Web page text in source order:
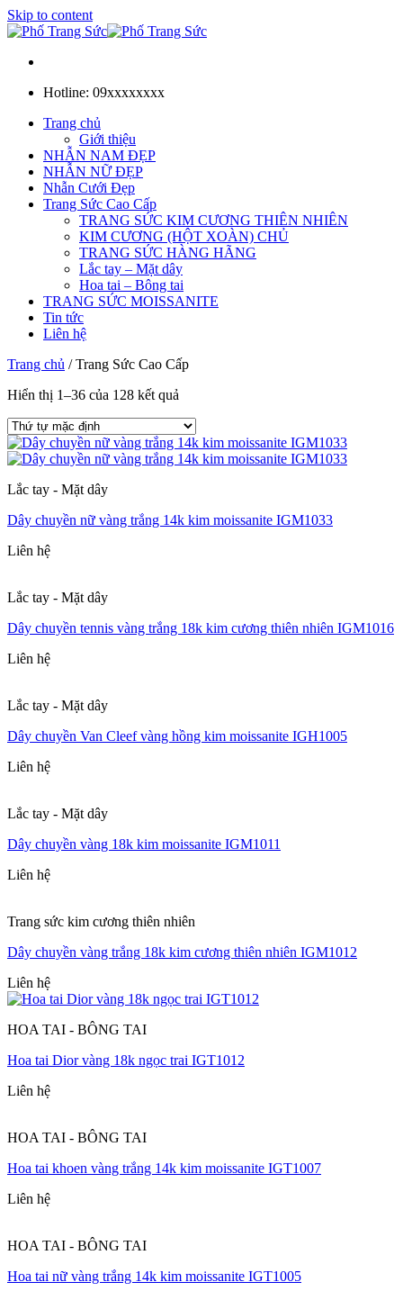
Skip to content
Hotline: 09xxxxxxxx
Trang chủ
Giới thiệu
NHẪN NAM ĐẸP
NHẪN NỮ ĐẸP
Nhẫn Cưới Đẹp
Trang Sức Cao Cấp
TRANG SỨC KIM CƯƠNG THIÊN NHIÊN
KIM CƯƠNG (HỘT XOÀN) CHỦ
TRANG SỨC HÀNG HÃNG
Lắc tay – Mặt dây
Hoa tai – Bông tai
TRANG SỨC MOISSANITE
Tin tức
Liên hệ
Trang chủ /Trang Sức Cao Cấp
Hiển thị 1–36 của 128 kết quả
Lắc tay - Mặt dây
Dây chuyền nữ vàng trắng 14k kim moissanite IGM1033
Liên hệ
Lắc tay - Mặt dây
Dây chuyền tennis vàng trắng 18k kim cương thiên nhiên IGM1016
Liên hệ
Lắc tay - Mặt dây
Dây chuyền Van Cleef vàng hồng kim moissanite IGH1005
Liên hệ
Lắc tay - Mặt dây
Dây chuyền vàng 18k kim moissanite IGM1011
Liên hệ
Trang sức kim cương thiên nhiên
Dây chuyền vàng trắng 18k kim cương thiên nhiên IGM1012
Liên hệ
HOA TAI - BÔNG TAI
Hoa tai Dior vàng 18k ngọc trai IGT1012
Liên hệ
HOA TAI - BÔNG TAI
Hoa tai khoen vàng trắng 14k kim moissanite IGT1007
Liên hệ
HOA TAI - BÔNG TAI
Hoa tai nữ vàng trắng 14k kim moissanite IGT1005